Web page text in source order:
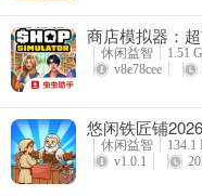
魂”令人心跳加速。紧紧牵
肾上腺素飙升的刺激感。
12、公主城堡：梦幻浪漫，
尖顶塔楼、粉色外墙、蕾
灯，卧室里有公主床——仿
商店模拟器：
休闲益智
1.51
v8e78cee
悠闲铁匠铺
休闲益智
134.1
v1.0.1